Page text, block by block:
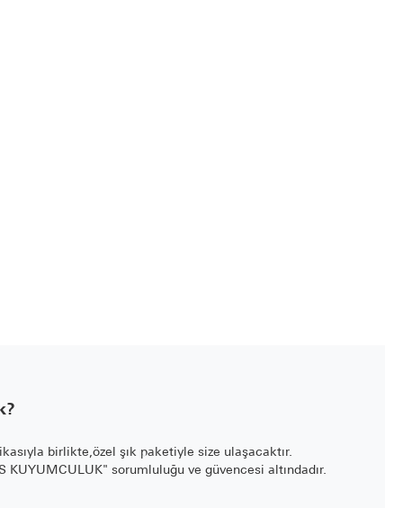
birlikte,özel şık paketiyle size ulaşacaktır.
KUYUMCULUK" sorumluluğu ve güvencesi altındadır.